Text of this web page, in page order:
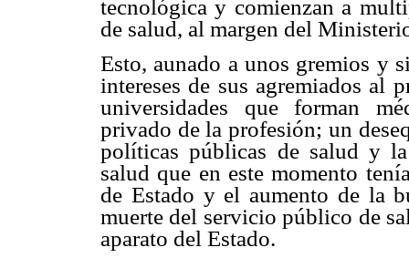
tecnológica y comienzan a
de salud, al margen del
Esto, aunado a unos gremios y
intereses de sus agremiados al
universidades que forman
privado de la profesión; un
políticas públicas de salud y
salud que en este momento
de Estado y el aumento de la
muerte del servicio público de
aparato del Estado.